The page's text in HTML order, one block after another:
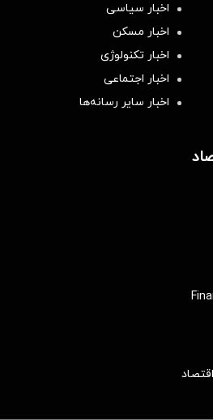
اخبار سیاسی
اخبار مسکن
اخبار تکنولوژی
اخبار اجتماعی
اخبار سایر رسانه‌‌ها